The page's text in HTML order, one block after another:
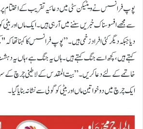
پوپ فرانسس نے ویٹیکن سٹی میں دعائیہ تقریب کے اختتام
سے مجھے افسوسناک خبریں سننے میں آرہی ہیں۔ ایک ماں اور بیٹی
دیا جبکہ دیگر کئی افراد زخمی ہیں۔”پوپ فرانسس کا کہنا
کہتے ہیں، کچھ اسے جنگ کہتے ہیں۔ ہاں یہ جنگ ہے، ہاں
خاتمے کے لئے دعا کریں۔”بیت المقدس کے لاطینی چرچ
ایک چرچ میں دو خواتین ماں اور بیٹی کو گولی سے نشانہ بنایا گیا۔